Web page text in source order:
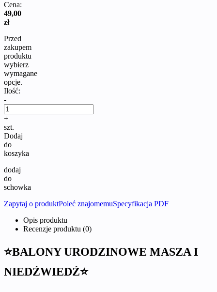
Cena:
49,00
zł
Przed
zakupem
produktu
wybierz
wymagane
opcje.
Ilość:
-
+
szt.
Dodaj
do
koszyka
dodaj
do
schowka
Zapytaj o produktPoleć znajomemuSpecyfikacja PDF
Opis produktu
Recenzje produktu (0)
⭐BALONY URODZINOWE MASZA I
NIEDŹWIEDŹ⭐